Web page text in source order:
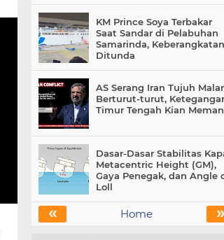
KM Prince Soya Terbakar
Saat Sandar di Pelabuhan
Samarinda, Keberangkatan
Ditunda
AS Serang Iran Tujuh
Berturut-turut,
Timur Tengah Kian
Dasar-Dasar Stabilitas
Metacentric Height (GM),
Gaya Penegak, dan Angle
Loll
« Home